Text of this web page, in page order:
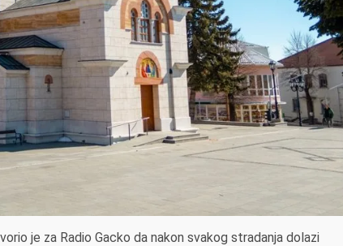
je za Radio Gacko da nakon svakog stradanja dolazi